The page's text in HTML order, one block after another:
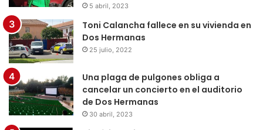
5 abril, 2023
Toni Calancha fallece en su vivienda en
Dos Hermanas
25 julio, 2022
Una plaga de pulgones obliga a
cancelar un concierto en el auditorio
de Dos Hermanas
30 abril, 2023